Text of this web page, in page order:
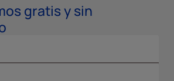
gratis y sin